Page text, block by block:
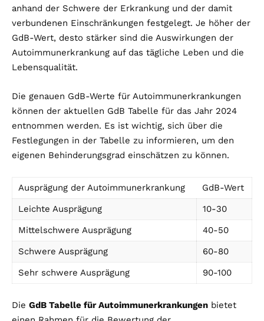
anhand der Schwere der Erkrankung und der damit
verbundenen Einschränkungen festgelegt. Je höher der
GdB-Wert, desto stärker sind die Auswirkungen der
Autoimmunerkrankung auf das tägliche Leben und die
Lebensqualität.
Die genauen GdB-Werte für Autoimmunerkrankungen
können der aktuellen GdB Tabelle für das Jahr 2024
entnommen werden. Es ist wichtig, sich über die
Festlegungen in der Tabelle zu informieren, um den
eigenen Behinderungsgrad einschätzen zu können.
Ausprägung der Autoimmunerkrankung
GdB-Wert
Leichte Ausprägung
10-30
Mittelschwere Ausprägung
40-50
Schwere Ausprägung
60-80
Sehr schwere Ausprägung
90-100
Die GdB Tabelle für Autoimmunerkrankungen bietet